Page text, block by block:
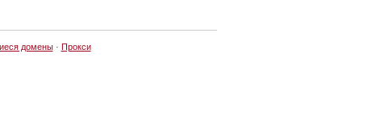
домены· Прокси